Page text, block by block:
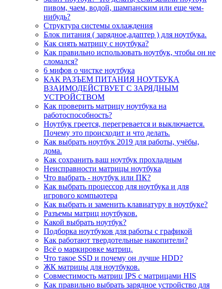
пивом, чаем, водой, шампанским или еще чем-
нибудь?
Структура системы охлаждения
Блок питания ( зарядное,адаптер ) для ноутбука.
Как снять матрицу с ноутбука?
Как правильно использовать ноутбук, чтобы он не
сломался?
6 мифов о чистке ноутбука
КАК РАЗЪЕМ ПИТАНИЯ НОУТБУКА
ВЗАИМОДЕЙСТВУЕТ С ЗАРЯДНЫМ
УСТРОЙСТВОМ
Как проверить матрицу ноутбука на
работоспособность?
Ноутбук греется, перегревается и выключается.
Почему это происходит и что делать.
Как выбрать ноутбук 2019 для работы, учёбы,
дома.
Как сохранить ваш ноутбук прохладным
Неисправности матрицы ноутбука
Что выбрать - ноутбук или ПК?
Как выбрать процессор для ноутбука и для
игрового компьютера
Как выбрать и заменить клавиатуру в ноутбуке?
Разъемы матриц ноутбуков.
Какой выбрать ноутбук?
Подборка ноутбуков для работы с графикой
Как работают твердотельные накопители?
Всё о маркировке матриц.
Что такое SSD и почему он лучше HDD?
ЖК матрицы для ноутбуков.
Совместимость матриц IPS с матрицами HIS
Как правильно выбрать зарядное устройство для